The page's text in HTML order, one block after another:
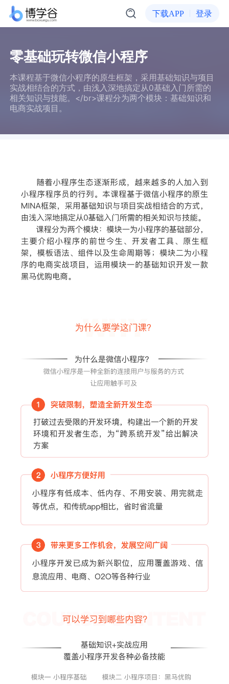
下载APP 登录
零基础玩转微信小程序
本课程基于微信小程序的原生框架，采用基础知识与项目
实战相结合的方式，由浅入深地搞定从0基础入门所需的
相关知识与技能。</br>课程分为两个模块：基础知识和
电商实战项目。